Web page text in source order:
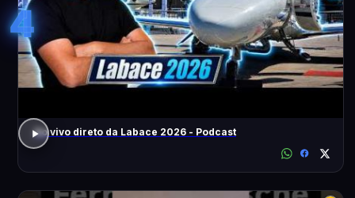
4
Ao vivo direto da Labace 2026 - Podcast